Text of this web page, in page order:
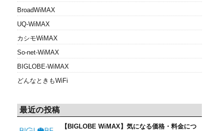
BroadWiMAX
UQ-WiMAX
カシモWiMAX
So-net-WiMAX
BIGLOBE-WiMAX
どんなときもWiFi
最近の投稿
【BIGLOBE WiMAX】気になる価格・料金につ